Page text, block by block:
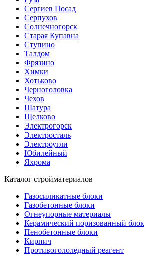
Сергиев Посад
Серпухов
Солнечногорск
Старая Купавна
Ступино
Талдом
Фрязино
Химки
Хотьково
Черноголовка
Чехов
Шатура
Щелково
Электрогорск
Электросталь
Электроугли
Юбилейный
Яхрома
Каталог стройматериалов
Газосиликатные блоки
Газобетонные блоки
Огнеупорные материалы
Керамический поризованный блок
Пенобетонные блоки
Кирпич
Противогололедный реагент